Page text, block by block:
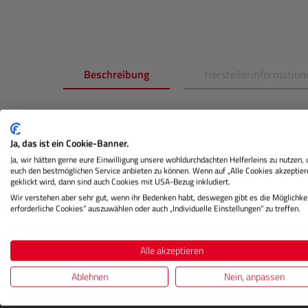
Beschreibung
(Ruby)"
Dieser hochwertige Papierhintergrund für
Oberfläche, die ideal zur Erstellung von
Produktfotografie und viele weiteren
Ja, das ist ein Cookie-Banner.
Ja, wir hätten gerne eure Einwilligung unsere wohldurchdachten Helferleins zu nutzen,
euch den bestmöglichen Service anbieten zu können. Wenn auf „Alle Cookies
geklickt wird, dann sind auch Cookies mit USA-Bezug inkludiert.
Wir verstehen aber sehr gut, wenn ihr Bedenken habt, deswegen gibt es die
erforderliche Cookies“ auszuwählen oder auch „Individuelle Einstellungen“ zu treffen.
Alle akzeptieren
Ablehnen
Nein, anpassen